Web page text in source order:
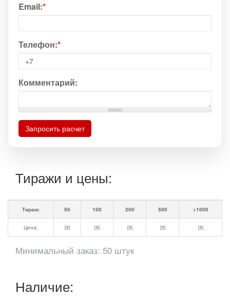
Email:*
Телефон:*
Комментарий:
Запросить расчет
Тиражи и цены:
Тираж: 50 100 200 500 >1000
Цена: ✉️ ✉️ ✉️ ✉️ ✉️
Минимальный заказ: 50 штук
Наличие: